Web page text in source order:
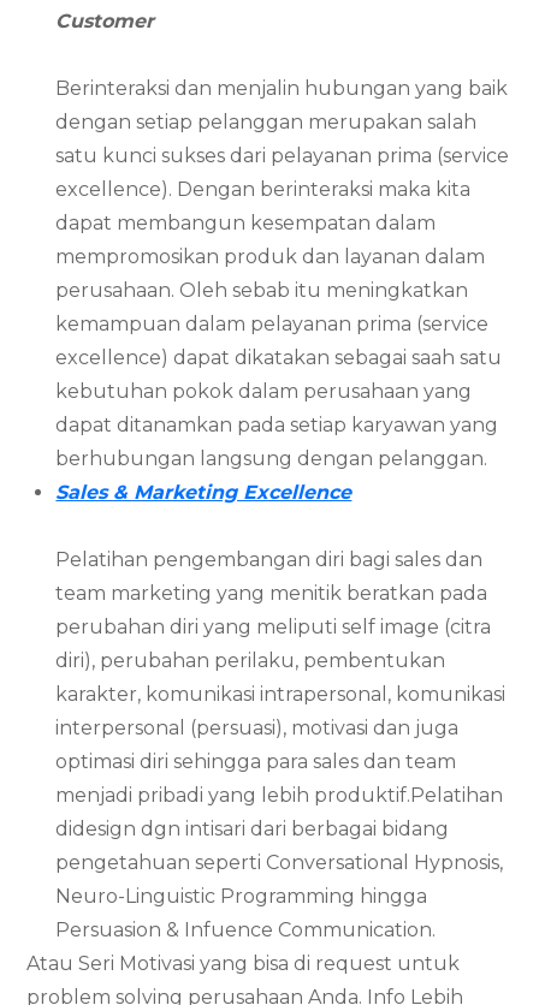
Customer
Berinteraksi dan menjalin hubungan yang baik
dengan setiap pelanggan merupakan salah
satu kunci sukses dari pelayanan prima (service
excellence). Dengan berinteraksi maka kita
dapat membangun kesempatan dalam
mempromosikan produk dan layanan dalam
perusahaan. Oleh sebab itu meningkatkan
kemampuan dalam pelayanan prima (service
excellence) dapat dikatakan sebagai saah satu
kebutuhan pokok dalam perusahaan yang
dapat ditanamkan pada setiap karyawan yang
berhubungan langsung dengan pelanggan.
Sales & Marketing Excellence
Pelatihan pengembangan diri bagi sales dan
team marketing yang menitik beratkan pada
perubahan diri yang meliputi self image (citra
diri), perubahan perilaku, pembentukan
karakter, komunikasi intrapersonal, komunikasi
interpersonal (persuasi), motivasi dan juga
optimasi diri sehingga para sales dan team
menjadi pribadi yang lebih produktif.Pelatihan
didesign dgn intisari dari berbagai bidang
pengetahuan seperti Conversational Hypnosis,
Neuro-Linguistic Programming hingga
Persuasion & Infuence Communication.
Atau Seri Motivasi yang bisa di request untuk
problem solving perusahaan Anda. Info Lebih